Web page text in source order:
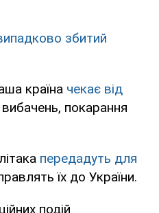
збитий
країна чекає від
покарання
передадуть для
їх до України.
подій